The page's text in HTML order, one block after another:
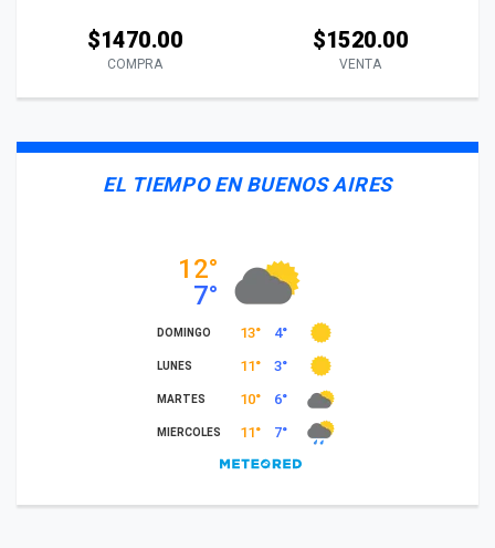
$1470.00
COMPRA
$1520.00
VENTA
EL TIEMPO EN BUENOS AIRES